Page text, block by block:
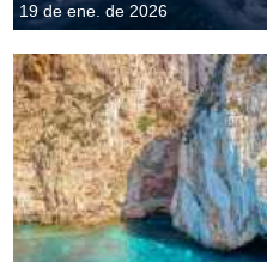
19 de ene. de 2026